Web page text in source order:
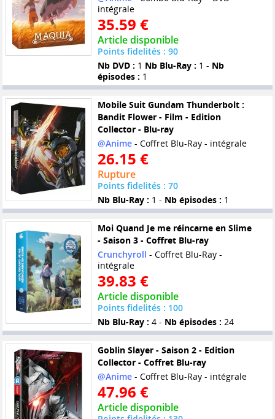
intégrale
35.59 €
Article disponible
Points fidelités : 90
Nb DVD : 1 Nb Blu-Ray : 1 - Nb
épisodes : 1
Mobile Suit Gundam Thunderbolt :
Bandit Flower - Film - Edition
Collector - Blu-ray
@Anime- Coffret Blu-Ray - intégrale
26.15 €
Rupture
Points fidelités : 70
Nb Blu-Ray : 1 - Nb épisodes : 1
Moi Quand Je me réincarne en Slime
- Saison 3 - Coffret Blu-ray
Crunchyroll - Coffret Blu-Ray -
intégrale
39.83 €
Article disponible
Points fidelités : 100
Nb Blu-Ray : 4 - Nb épisodes : 24
Goblin Slayer - Saison 2 - Edition
Collector - Coffret Blu-ray
@Anime- Coffret Blu-Ray - intégrale
47.96 €
Article disponible